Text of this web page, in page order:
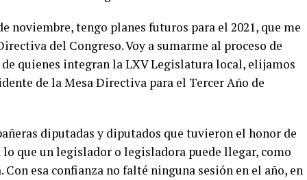
noviembre, tengo planes futuros para el 2021, que me
del Congreso. Voy a sumarme al proceso de
quienes integran la LXV Legislatura local, elijamos
de la Mesa Directiva para el Tercer Año de
diputadas y diputados que tuvieron el honor de
que un legislador o legisladora puede llegar, como
esa confianza no falté ninguna sesión en el año, en